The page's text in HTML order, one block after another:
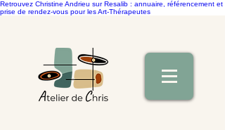
Retrouvez Christine Andrieu sur Resalib : annuaire, référencement et
prise de rendez-vous pour les Art-Thérapeutes